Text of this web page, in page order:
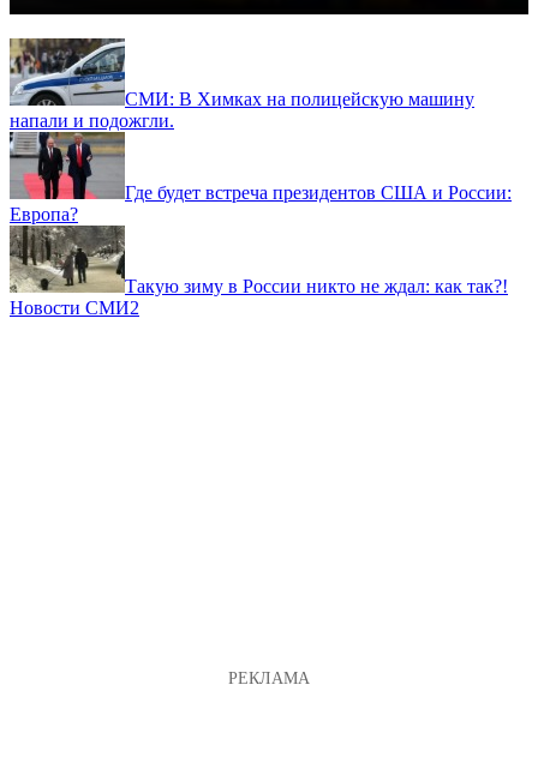
СМИ: В Химках на полицейскую машину
напали и подожгли.
Где будет встреча президентов США и России:
Европа?
Такую зиму в России никто не ждал: как так?!
Новости СМИ2